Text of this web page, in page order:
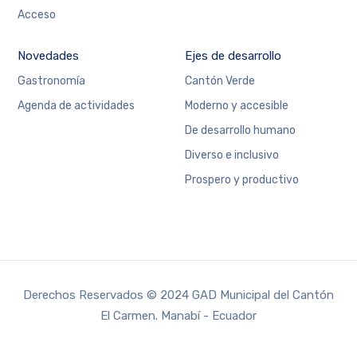
Acceso
Novedades
Gastronomía
Agenda de actividades
Ejes de desarrollo
Cantón Verde
Moderno y accesible
De desarrollo humano
Diverso e inclusivo
Prospero y productivo
Derechos Reservados © 2024 GAD Municipal del Cantón
El Carmen. Manabí - Ecuador